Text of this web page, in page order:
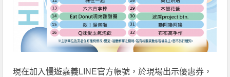
現在加入慢遊嘉義LINE官方帳號，於現場出示優惠券，